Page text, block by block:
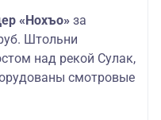
«Нохъо» за
Штольни
над рекой Сулак,
смотровые